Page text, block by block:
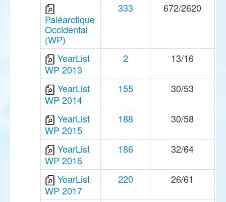
Paléarctique
Occidental
(WP)
333 672/2620
YearList
WP 2013
2 13/16
YearList
WP 2014
155 30/53
YearList
WP 2015
188 30/58
YearList
WP 2016
186 32/64
YearList
WP 2017
220 26/61